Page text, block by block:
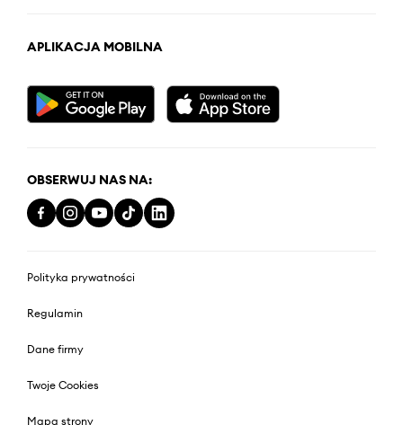
APLIKACJA MOBILNA
OBSERWUJ NAS NA:
Polityka prywatności
Regulamin
Dane firmy
Twoje Cookies
Mapa strony